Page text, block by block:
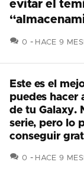
evitar el
0 HACE 9
Este es el
puedes hacer
de tu Galaxy.
serie, pero lo
conseguir
0 HACE 9